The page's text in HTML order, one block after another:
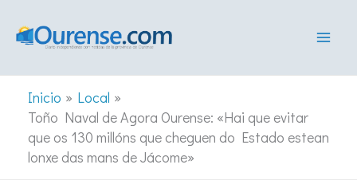
Inicio
Local
Toño Naval de Agora Ourense: «Hai que evitar
que os 130 millóns que cheguen do Estado estean
lonxe das mans de Jácome»